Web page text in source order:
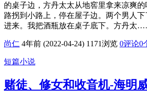
的桌子边，方丹太太从地窖里拿来凉爽
路拐到小路上，停在屋子边。两个男人
进来。我把酒瓶放在桌子底下。方丹太
尚仁 4年前 (2022-04-24) 1171浏览 0评论0
短篇小说
赌徒、修女和收音机-海明